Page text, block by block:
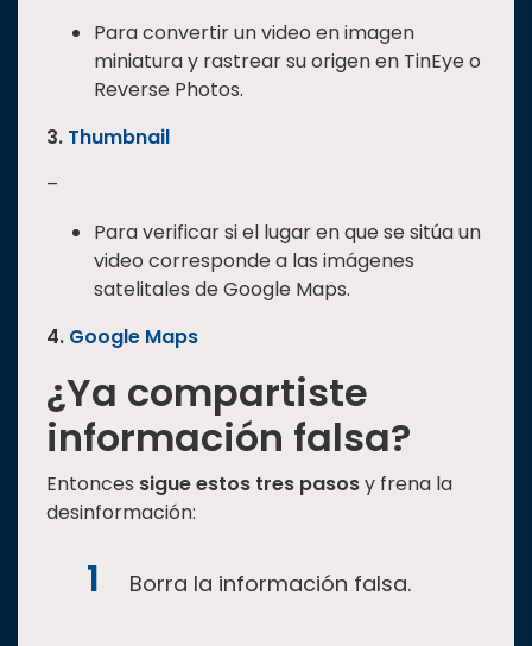
Para convertir un video en imagen
miniatura y rastrear su origen en TinEye o
Reverse Photos.
3. Thumbnail
–
Para verificar si el lugar en que se sitúa un
video corresponde a las imágenes
satelitales de Google Maps.
4. Google Maps
¿Ya compartiste
información falsa?
Entonces sigue estos tres pasosy frena la
desinformación:
Borra la información falsa.